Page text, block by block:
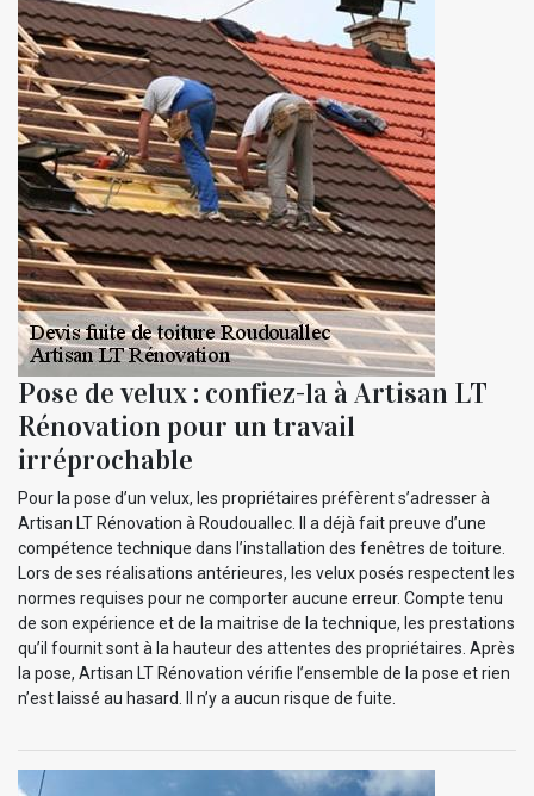
Pose de velux : confiez-la à Artisan LT
Rénovation pour un travail
irréprochable
Pour la pose d’un velux, les propriétaires préfèrent s’adresser à
Artisan LT Rénovation à Roudouallec. Il a déjà fait preuve d’une
compétence technique dans l’installation des fenêtres de toiture.
Lors de ses réalisations antérieures, les velux posés respectent les
normes requises pour ne comporter aucune erreur. Compte tenu
de son expérience et de la maitrise de la technique, les prestations
qu’il fournit sont à la hauteur des attentes des propriétaires. Après
la pose, Artisan LT Rénovation vérifie l’ensemble de la pose et rien
n’est laissé au hasard. Il n’y a aucun risque de fuite.